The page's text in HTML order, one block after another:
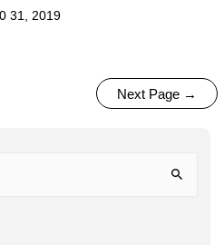
31, 2019
Next Page →